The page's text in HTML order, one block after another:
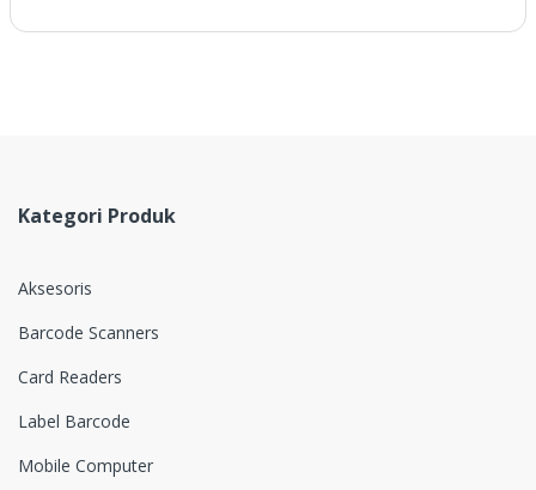
Kategori Produk
Aksesoris
Barcode Scanners
Card Readers
Label Barcode
Mobile Computer